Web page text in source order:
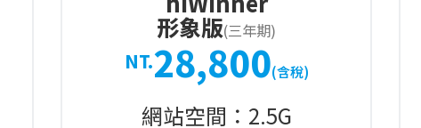
形象版(三年期)
NT.28,800(含稅)
網站空間：2.5G